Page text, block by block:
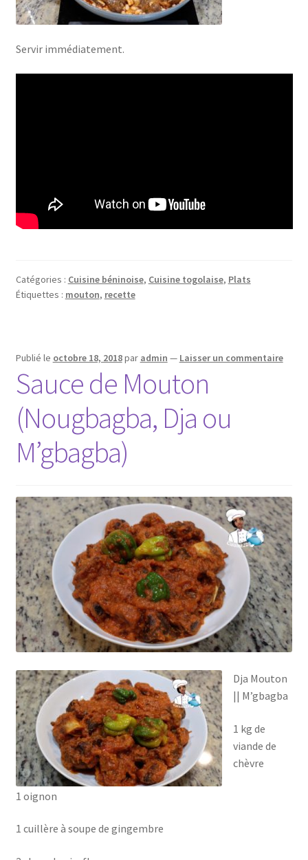
Servir immédiatement.
Catégories : Cuisine béninoise, Cuisine togolaise, Plats
Étiquettes : mouton, recette
Publié le octobre 18, 2018par admin — Laisser un commentaire
Sauce de Mouton
(Nougbagba, Dja ou
M’gbagba)
Dja Mouton
|| M’gbagba
1 kg de
viande de
chèvre
1 oignon
1 cuillère à soupe de gingembre